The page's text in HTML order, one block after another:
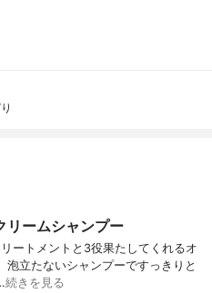
リームシャンプー
ートメントと3役果たしてくれるオ
立たないシャンプーですっきりと
続きを見る